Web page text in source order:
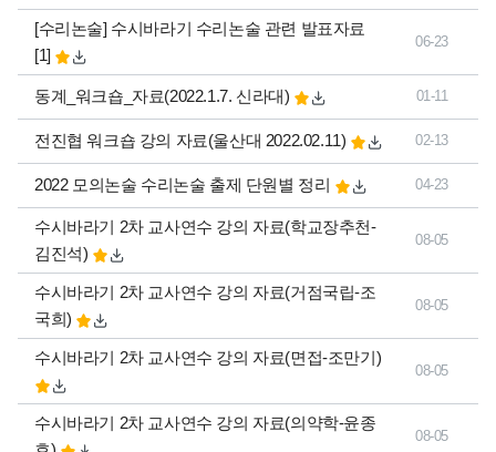
[수리논술] 수시바라기 수리논술 관련 발표자료
[1]개
06-23
동계_워크숍_자료(2022.1.7. 신라대) 01-11
전진협 워크숍 강의 자료(울산대 2022.02.11) 02-13
2022 모의논술 수리논술 출제 단원별 정리 04-23
수시바라기 2차 교사연수 강의 자료(학교장추천-
김진석)
08-05
수시바라기 2차 교사연수 강의 자료(거점국립-조
국희)
08-05
수시바라기 2차 교사연수 강의 자료(면접-조만기)
08-05
수시바라기 2차 교사연수 강의 자료(의약학-윤종
08-05